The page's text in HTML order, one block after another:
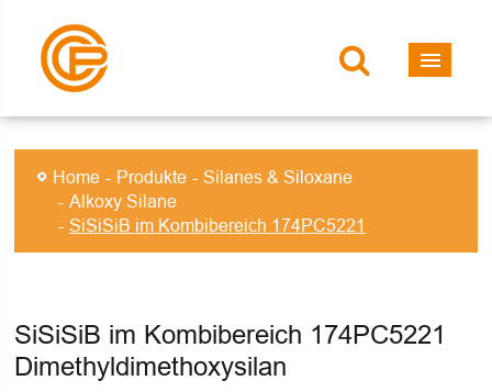
Home Produkte
Silanes & Siloxane
Alkoxy Silane
SiSiSiB im Kombibereich 174PC5221
SiSiSiB im Kombibereich 174PC5221
Dimethyldimethoxysilan